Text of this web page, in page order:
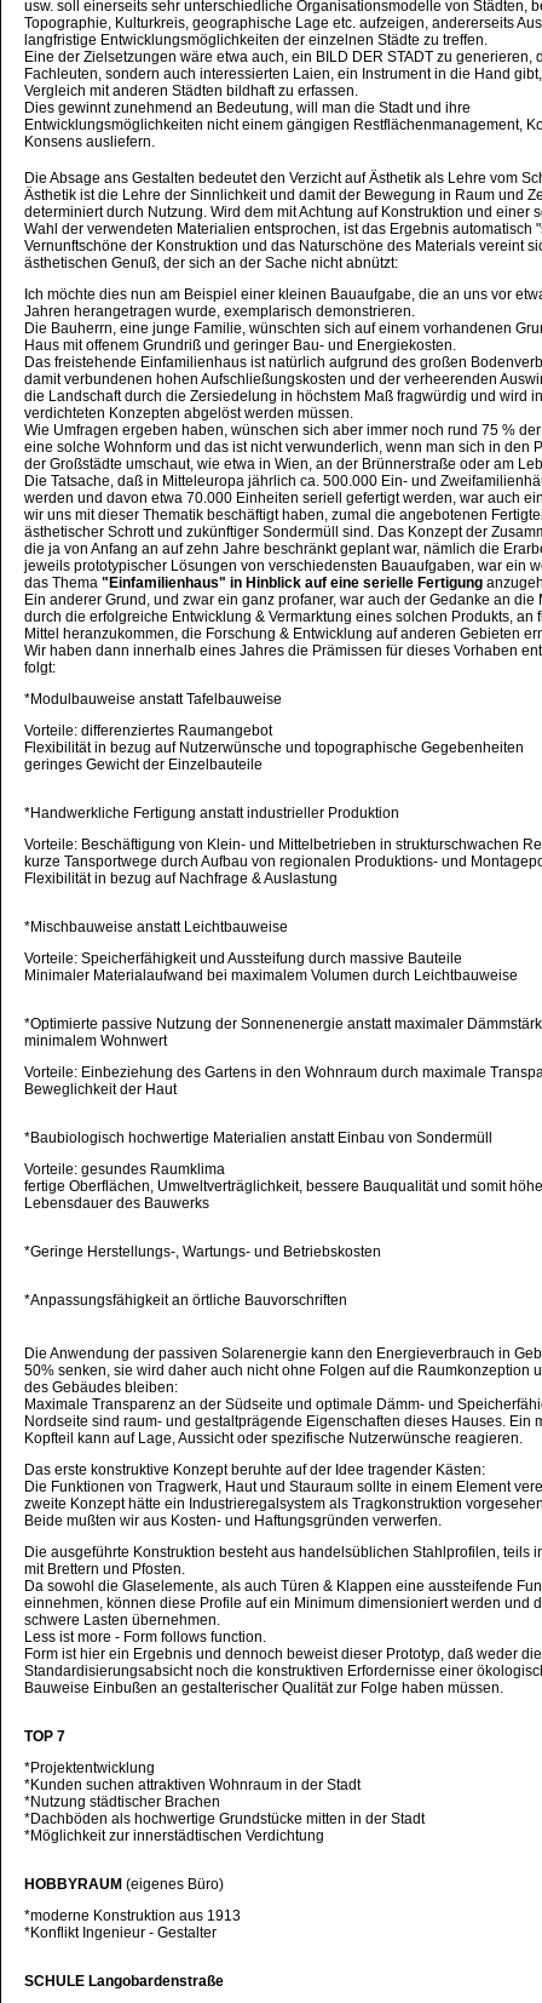
usw. soll einerseits sehr unterschiedliche Organisationsmodelle von Städten,
Topographie, Kulturkreis, geographische Lage etc. aufzeigen, andererseits
langfristige Entwicklungsmöglichkeiten der einzelnen Städte zu treffen.
Eine der Zielsetzungen wäre etwa auch, ein BILD DER STADT zu generieren,
Fachleuten, sondern auch interessierten Laien, ein Instrument in die Hand
Vergleich mit anderen Städten bildhaft zu erfassen.
Dies gewinnt zunehmend an Bedeutung, will man die Stadt und ihre
Entwicklungsmöglichkeiten nicht einem gängigen Restflächenmanagement,
Konsens ausliefern.
Die Absage ans Gestalten bedeutet den Verzicht auf Ästhetik als Lehre vom
Ästhetik ist die Lehre der Sinnlichkeit und damit der Bewegung in Raum und
determiniert durch Nutzung. Wird dem mit Achtung auf Konstruktion und einer
Wahl der verwendeten Materialien entsprochen, ist das Ergebnis automatisch
Vernunftschöne der Konstruktion und das Naturschöne des Materials vereint
ästhetischen Genuß, der sich an der Sache nicht abnützt:
Ich möchte dies nun am Beispiel einer kleinen Bauaufgabe, die an uns vor
Jahren herangetragen wurde, exemplarisch demonstrieren.
Die Bauherrn, eine junge Familie, wünschten sich auf einem vorhandenen
Haus mit offenem Grundriß und geringer Bau- und Energiekosten.
Das freistehende Einfamilienhaus ist natürlich aufgrund des großen
damit verbundenen hohen Aufschließungskosten und der verheerenden
die Landschaft durch die Zersiedelung in höchstem Maß fragwürdig und wird
verdichteten Konzepten abgelöst werden müssen.
Wie Umfragen ergeben haben, wünschen sich aber immer noch rund 75 %
eine solche Wohnform und das ist nicht verwunderlich, wenn man sich in den
der Großstädte umschaut, wie etwa in Wien, an der Brünnerstraße oder am
Die Tatsache, daß in Mitteleuropa jährlich ca. 500.000 Ein- und
werden und davon etwa 70.000 Einheiten seriell gefertigt werden, war auch
wir uns mit dieser Thematik beschäftigt haben, zumal die angebotenen
ästhetischer Schrott und zukünftiger Sondermüll sind. Das Konzept der
die ja von Anfang an auf zehn Jahre beschränkt geplant war, nämlich die
jeweils prototypischer Lösungen von verschiedensten Bauaufgaben, war ein
das Thema "Einfamilienhaus" in Hinblick auf eine serielle Fertigung
Ein anderer Grund, und zwar ein ganz profaner, war auch der Gedanke an die
durch die erfolgreiche Entwicklung & Vermarktung eines solchen Produkts, an
Mittel heranzukommen, die Forschung & Entwicklung auf anderen Gebieten
Wir haben dann innerhalb eines Jahres die Prämissen für dieses Vorhaben
folgt:
*Modulbauweise anstatt Tafelbauweise
Vorteile: differenziertes Raumangebot
Flexibilität in bezug auf Nutzerwünsche und topographische Gegebenheiten
geringes Gewicht der Einzelbauteile
*Handwerkliche Fertigung anstatt industrieller Produktion
Vorteile: Beschäftigung von Klein- und Mittelbetrieben in strukturschwachen
kurze Tansportwege durch Aufbau von regionalen Produktions- und
Flexibilität in bezug auf Nachfrage & Auslastung
*Mischbauweise anstatt Leichtbauweise
Vorteile: Speicherfähigkeit und Aussteifung durch massive Bauteile
Minimaler Materialaufwand bei maximalem Volumen durch Leichtbauweise
*Optimierte passive Nutzung der Sonnenenergie anstatt maximaler
minimalem Wohnwert
Vorteile: Einbeziehung des Gartens in den Wohnraum durch maximale
Beweglichkeit der Haut
*Baubiologisch hochwertige Materialien anstatt Einbau von Sondermüll
Vorteile: gesundes Raumklima
fertige Oberflächen, Umweltverträglichkeit, bessere Bauqualität und somit
Lebensdauer des Bauwerks
*Geringe Herstellungs-, Wartungs- und Betriebskosten
*Anpassungsfähigkeit an örtliche Bauvorschriften
Die Anwendung der passiven Solarenergie kann den Energieverbrauch in
50% senken, sie wird daher auch nicht ohne Folgen auf die Raumkonzeption
des Gebäudes bleiben:
Maximale Transparenz an der Südseite und optimale Dämm- und
Nordseite sind raum- und gestaltprägende Eigenschaften dieses Hauses. Ein
Kopfteil kann auf Lage, Aussicht oder spezifische Nutzerwünsche reagieren.
Das erste konstruktive Konzept beruhte auf der Idee tragender Kästen:
Die Funktionen von Tragwerk, Haut und Stauraum sollte in einem Element
zweite Konzept hätte ein Industrieregalsystem als Tragkonstruktion
Beide mußten wir aus Kosten- und Haftungsgründen verwerfen.
Die ausgeführte Konstruktion besteht aus handelsüblichen Stahlprofilen, teils
mit Brettern und Pfosten.
Da sowohl die Glaselemente, als auch Türen & Klappen eine aussteifende
einnehmen, können diese Profile auf ein Minimum dimensioniert werden und
schwere Lasten übernehmen.
Less ist more - Form follows function.
Form ist hier ein Ergebnis und dennoch beweist dieser Prototyp, daß weder die
Standardisierungsabsicht noch die konstruktiven Erfordernisse einer
Bauweise Einbußen an gestalterischer Qualität zur Folge haben müssen.
TOP 7
*Projektentwicklung
*Kunden suchen attraktiven Wohnraum in der Stadt
*Nutzung städtischer Brachen
*Dachböden als hochwertige Grundstücke mitten in der Stadt
*Möglichkeit zur innerstädtischen Verdichtung
HOBBYRAUM (eigenes Büro)
*moderne Konstruktion aus 1913
*Konflikt Ingenieur - Gestalter
SCHULE Langobardenstraße